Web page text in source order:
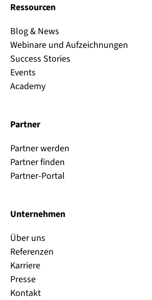
Ressourcen
Blog & News
Webinare und Aufzeichnungen
Success Stories
Events
Academy
Partner
Partner werden
Partner finden
Partner-Portal
Unternehmen
Über uns
Referenzen
Karriere
Presse
Kontakt